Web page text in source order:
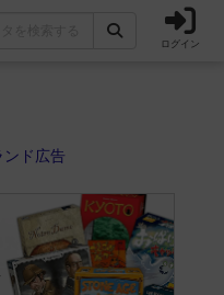
ログイン